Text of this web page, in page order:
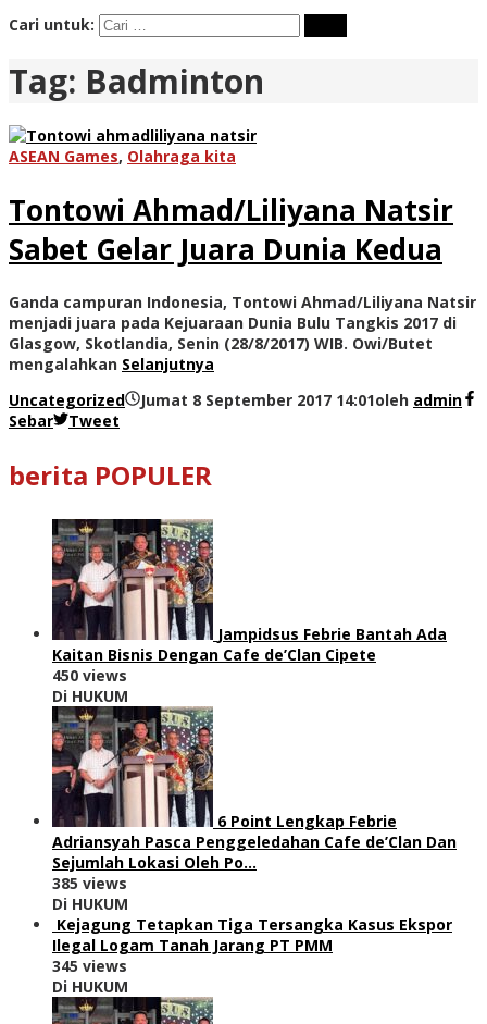
Cari untuk:
Tag: Badminton
ASEAN Games, Olahraga kita
Tontowi Ahmad/Liliyana Natsir
Sabet Gelar Juara Dunia Kedua
Ganda campuran Indonesia, Tontowi Ahmad/Liliyana Natsir
menjadi juara pada Kejuaraan Dunia Bulu Tangkis 2017 di
Glasgow, Skotlandia, Senin (28/8/2017) WIB. Owi/Butet
mengalahkan Selanjutnya
Uncategorized
Jumat 8 September 2017 14:01oleh admin
Sebar
Tweet
berita POPULER
Jampidsus Febrie Bantah Ada
Kaitan Bisnis Dengan Cafe de’Clan Cipete
450 views
Di HUKUM
6 Point Lengkap Febrie
Adriansyah Pasca Penggeledahan Cafe de’Clan Dan
Sejumlah Lokasi Oleh Po…
385 views
Di HUKUM
Kejagung Tetapkan Tiga Tersangka Kasus Ekspor
Ilegal Logam Tanah Jarang PT PMM
345 views
Di HUKUM